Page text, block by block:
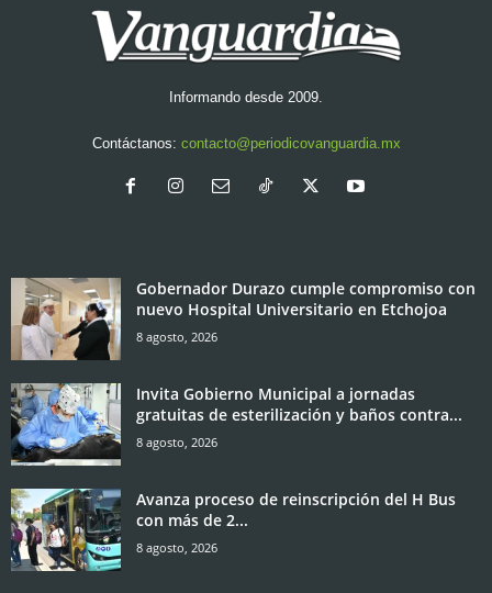
Informando desde 2009.
Contáctanos: contacto@periodicovanguardia.mx
Gobernador Durazo cumple compromiso con
nuevo Hospital Universitario en Etchojoa
8 agosto, 2026
Invita Gobierno Municipal a jornadas
gratuitas de esterilización y baños contra...
8 agosto, 2026
Avanza proceso de reinscripción del H Bus
con más de 2...
8 agosto, 2026